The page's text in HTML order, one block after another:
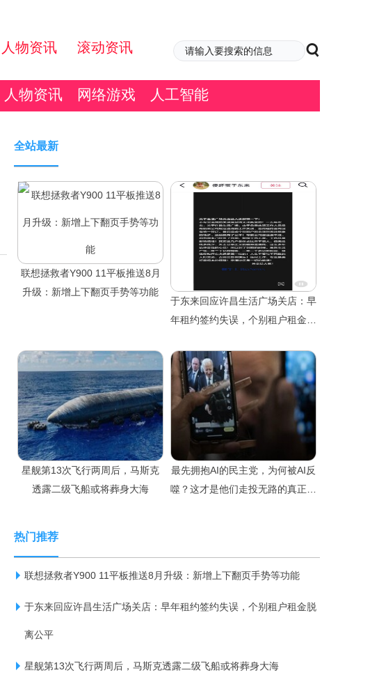
人物资讯 滚动资讯
人物资讯 网络游戏 人工智能
全站最新
联想拯救者Y900 11平板推送8月
升级：新增上下翻页手势等功能
于东来回应许昌生活广场关店：早
年租约签约失误，个别租户租金脱
星舰第13次飞行两周后，马斯克
透露二级飞船或将葬身大海
最先拥抱AI的民主党，为何被AI反
噬？这才是他们走投无路的真正原
热门推荐
联想拯救者Y900 11平板推送8月升级：新增上下翻页手势等功能
于东来回应许昌生活广场关店：早年租约签约失误，个别租户租金脱
离公平
星舰第13次飞行两周后，马斯克透露二级飞船或将葬身大海